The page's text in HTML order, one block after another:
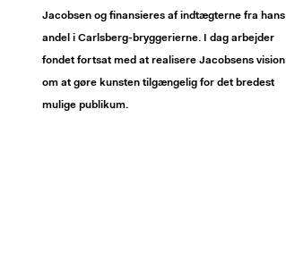
Jacobsen og finansieres af indtægterne fra hans
andel i Carlsberg-bryggerierne. I dag arbejder
fondet fortsat med at realisere Jacobsens vision
om at gøre kunsten tilgængelig for det bredest
mulige publikum.